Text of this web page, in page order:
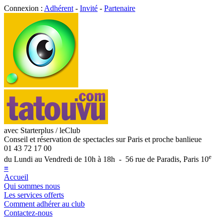
Connexion : Adhérent - Invité - Partenaire
avec Starterplus / leClub
Conseil et réservation de spectacles sur Paris et proche banlieue
01 43 72 17 00
du Lundi au Vendredi de 10h à 18h - 56 rue de Paradis, Paris 10e
≡
Accueil
Qui sommes nous
Les services offerts
Comment adhérer au club
Contactez-nous